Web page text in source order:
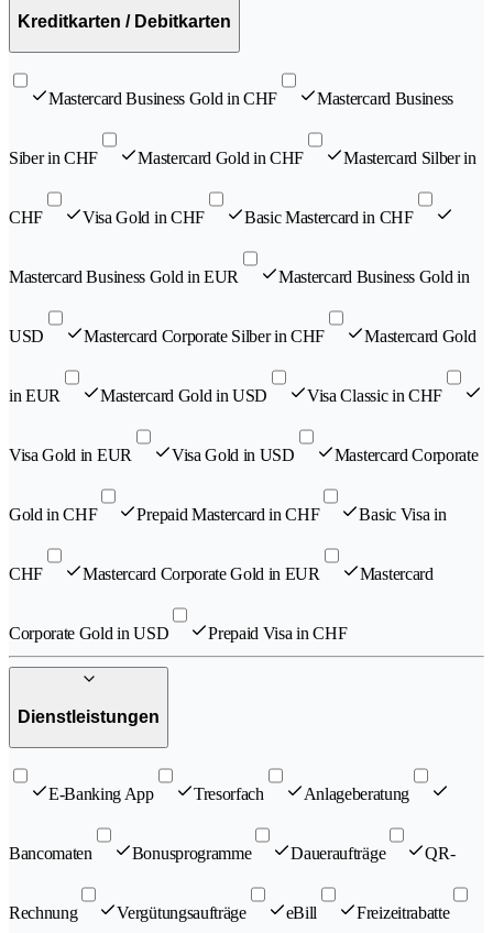
Kreditkarten / Debitkarten
Mastercard Business Gold in CHF Mastercard Business
Siber in CHF Mastercard Gold in CHF Mastercard Silber in
CHF Visa Gold in CHF Basic Mastercard in CHF
Mastercard Business Gold in EUR Mastercard Business Gold in
USD Mastercard Corporate Silber in CHF Mastercard Gold
in EUR Mastercard Gold in USD Visa Classic in CHF
Visa Gold in EUR Visa Gold in USD Mastercard Corporate
Gold in CHF Prepaid Mastercard in CHF Basic Visa in
CHF Mastercard Corporate Gold in EUR Mastercard
Corporate Gold in USD Prepaid Visa in CHF
Dienstleistungen
E-Banking App Tresorfach Anlageberatung
Bancomaten Bonusprogramme Daueraufträge QR-
Rechnung Vergütungsaufträge eBill Freizeitrabatte